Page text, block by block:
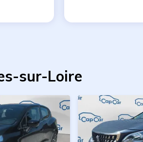
sur-Loire